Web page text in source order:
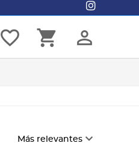
person_outline
shopping_cart
favorite_border
Más relevantes